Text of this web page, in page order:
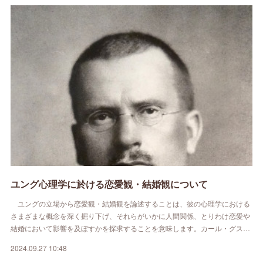
ユング心理学に於ける恋愛観・結婚観について
ユングの立場から恋愛観・結婚観を論述することは、彼の心理学における
さまざまな概念を深く掘り下げ、それらがいかに人間関係、とりわけ恋愛や
結婚において影響を及ぼすかを探求することを意味します。カール・グス…
2024.09.27 10:48